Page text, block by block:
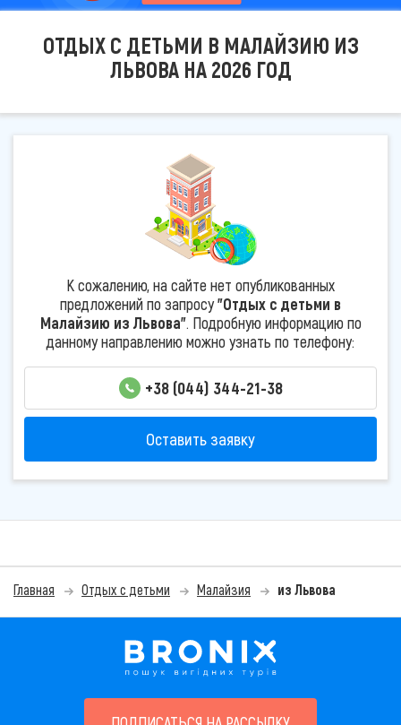
ОТДЫХ С ДЕТЬМИ В МАЛАЙЗИЮ ИЗ
ЛЬВОВА НА 2026 ГОД
К сожалению, на сайте нет опубликованных
предложений по запросу"Отдых с детьми в
Малайзию из Львова". Подробную информацию по
данному направлению можно узнать по телефону:
+38 (044) 344-21-38
Оставить заявку
Главная Отдых с детьми Малайзия из Львова